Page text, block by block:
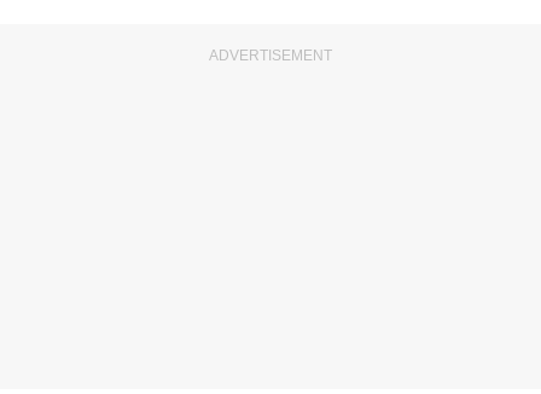
ADVERTISEMENT